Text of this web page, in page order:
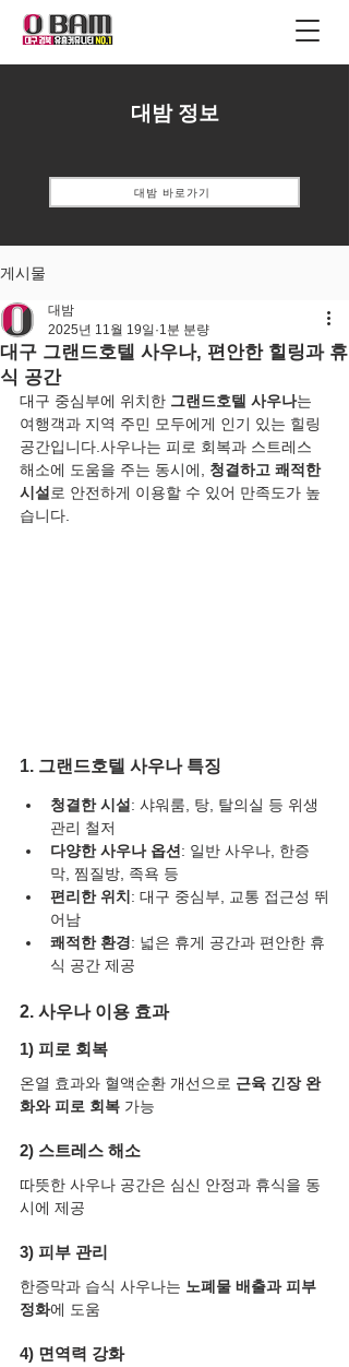
대밤 정보
대밤 바로가기
게시물
대구 그랜드호텔 사우나, 편안한 힐링과 휴
식 공간
대밤
2025년 11월 19일 1분 분량
대구 중심부에 위치한 그랜드호텔 사우나는
여행객과 지역 주민 모두에게 인기 있는 힐링
공간입니다.사우나는 피로 회복과 스트레스
해소에 도움을 주는 동시에, 청결하고 쾌적한
시설 로 안전하게 이용할 수 있어 만족도가 높
습니다.
1. 그랜드호텔 사우나 특징
청결한 시설: 샤워룸, 탕, 탈의실 등 위생
관리 철저
다양한 사우나 옵션: 일반 사우나, 한증
막, 찜질방, 족욕 등
편리한 위치: 대구 중심부, 교통 접근성 뛰
어남
쾌적한 환경: 넓은 휴게 공간과 편안한 휴
식 공간 제공
2. 사우나 이용 효과
1) 피로 회복
온열 효과와 혈액순환 개선으로 근육 긴장 완
화와 피로 회복 가능
2) 스트레스 해소
따뜻한 사우나 공간은 심신 안정과 휴식을 동
시에 제공
3) 피부 관리
한증막과 습식 사우나는 노폐물 배출과 피부
정화에 도움
4) 면역력 강화